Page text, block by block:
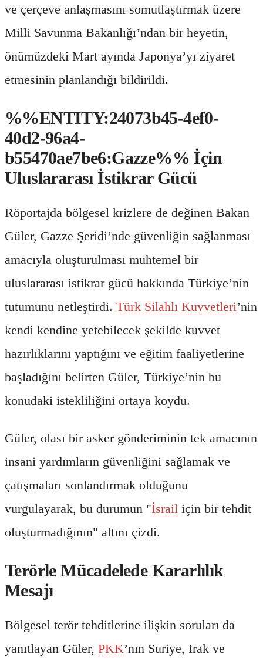
ve çerçeve anlaşmasını somutlaştırmak üzere
Milli Savunma Bakanlığı’ndan bir heyetin,
önümüzdeki Mart ayında Japonya’yı ziyaret
etmesinin planlandığı bildirildi.
%%ENTITY:24073b45-4ef0-
40d2-96a4-
b55470ae7be6:Gazze%% İçin
Uluslararası İstikrar Gücü
Röportajda bölgesel krizlere de değinen Bakan
Güler, Gazze Şeridi’nde güvenliğin sağlanması
amacıyla oluşturulması muhtemel bir
uluslararası istikrar gücü hakkında Türkiye’nin
tutumunu netleştirdi. Türk Silahlı Kuvvetleri’nin
kendi kendine yetebilecek şekilde kuvvet
hazırlıklarını yaptığını ve eğitim faaliyetlerine
başladığını belirten Güler, Türkiye’nin bu
konudaki istekliliğini ortaya koydu.
Güler, olası bir asker gönderiminin tek amacının
insani yardımların güvenliğini sağlamak ve
çatışmaları sonlandırmak olduğunu
vurgulayarak, bu durumun "İsrail için bir tehdit
oluşturmadığının" altını çizdi.
Terörle Mücadelede Kararlılık
Mesajı
Bölgesel terör tehditlerine ilişkin soruları da
yanıtlayan Güler, PKK’nın Suriye, Irak ve